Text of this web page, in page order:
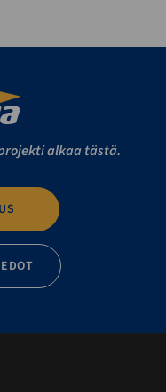
alkaa tästä.